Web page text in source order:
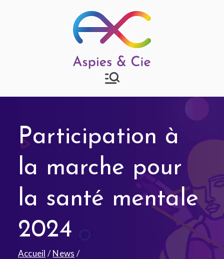
Aspies & Cie
Participation à
la marche pour
la santé mentale
2024
Accueil
News